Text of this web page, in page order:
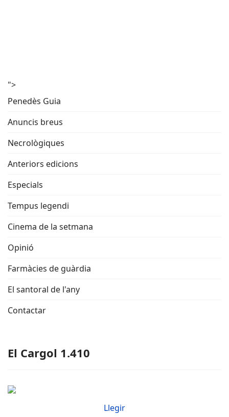
">
Penedès Guia
Anuncis breus
Necrològiques
Anteriors edicions
Especials
Tempus legendi
Cinema de la setmana
Opinió
Farmàcies de guàrdia
El santoral de l'any
Contactar
El Cargol 1.410
Llegir